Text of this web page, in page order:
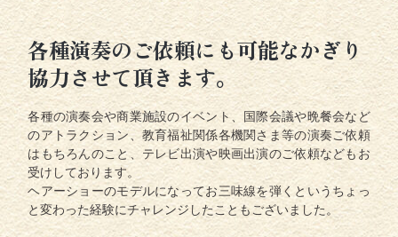
各種演奏のご依頼にも可能なかぎり
協力させて頂きます。
各種の演奏会や商業施設のイベント、国際会議や晩餐会など
のアトラクション、教育福祉関係各機関さま等の演奏ご依頼
はもちろんのこと、テレビ出演や映画出演のご依頼などもお
受けしております。
ヘアーショーのモデルになってお三味線を弾くというちょっ
と変わった経験にチャレンジしたこともございました。